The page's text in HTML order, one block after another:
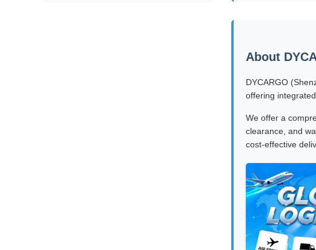
About
DYCARGO
offering
We offer a
clearance, and
cost-effective